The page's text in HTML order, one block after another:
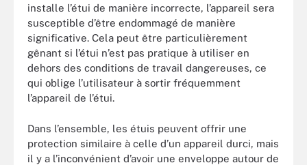
installe l’étui de manière incorrecte, l’appareil sera
susceptible d’être endommagé de manière
significative. Cela peut être particulièrement
gênant si l’étui n’est pas pratique à utiliser en
dehors des conditions de travail dangereuses, ce
qui oblige l’utilisateur à sortir fréquemment
l’appareil de l’étui.
Dans l’ensemble, les étuis peuvent offrir une
protection similaire à celle d’un appareil durci, mais
il y a l’inconvénient d’avoir une enveloppe autour de